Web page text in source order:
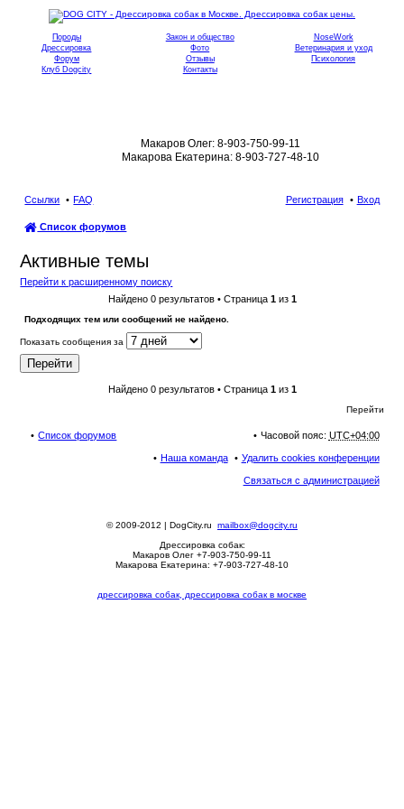
Породы Закон и общество
NoseWork
Дрессировка
Фото
Ветеринария и уход
Форум
Отзывы
Психология
Клуб Dogcity
Контакты
Макаров Олег: 8-903-750-99-11
Макарова Екатерина: 8-903-727-48-10
Ссылки FAQ Вход
Регистрация
Список форумов
Активные темы
Перейти к расширенному поиску
Найдено 0 результатов • Страница 1из 1
Подходящих тем или сообщений не найдено.
Показать сообщения за
Найдено 0 результатов • Страница 1из 1
Перейти
Список форумов Часовой пояс: UTC+04:00
Удалить cookies конференции
Наша команда
Связаться с администрацией
© 2009-2012 | DogCity.ru mailbox@dogcity.ru
Дрессировка собак:
Макаров Олег +7-903-750-99-11
Макарова Екатерина: +7-903-727-48-10
дрессировка собак, дрессировка собак в москве